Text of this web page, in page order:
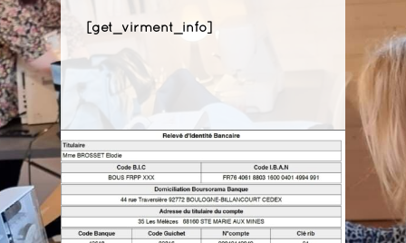
[get_virment_info]